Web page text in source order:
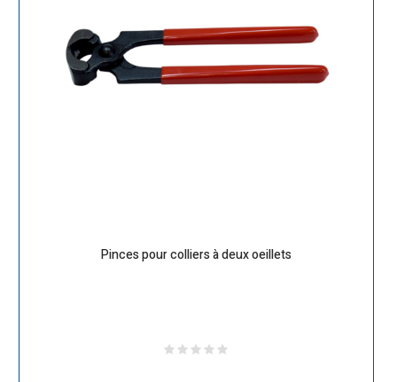
Pinces pour colliers à deux oeillets